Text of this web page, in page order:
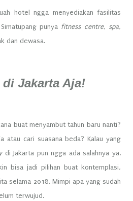
hotel ngga menyediakan fasilitas
punya fitness centre, spa,
dan dewasa.
Jakarta Aja!
buat menyambut tahun baru nanti?
atau cari suasana beda? Kalau yang
di Jakarta pun ngga ada salahnya ya.
bisa jadi pilihan buat kontemplasi,
selama 2018. Mimpi apa yang sudah
terwujud.